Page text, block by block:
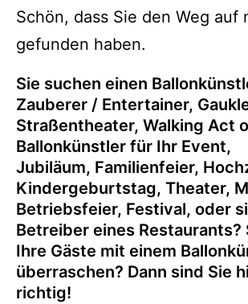
Schön, dass Sie den Weg auf
gefunden haben.
Sie suchen einen
Zauberer / Entertainer,
Straßentheater, Walking Act
Ballonkünstler für Ihr Event,
Jubiläum, Familienfeier,
Kindergeburtstag, Theater,
Betriebsfeier, Festival, oder
Betreiber eines Restaurants?
Ihre Gäste mit einem
überraschen? Dann sind Sie
richtig!